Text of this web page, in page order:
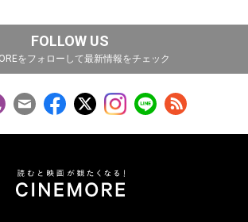
FOLLOW US
をフォローして最新情報をチェック